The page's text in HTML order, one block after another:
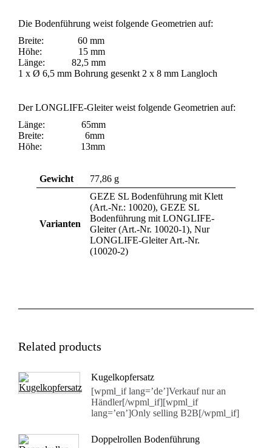
Die Bodenführung weist folgende Geometrien auf:
Breite: 60 mm
Höhe: 15 mm
Länge: 82,5 mm
1 x Ø 6,5 mm Bohrung gesenkt 2 x 8 mm Langloch
Der LONGLIFE-Gleiter weist folgende Geometrien auf:
Länge: 65mm
Breite: 6mm
Höhe: 13mm
Gewicht 77,86 g
Varianten
GEZE SL Bodenführung mit Klett
(Art.-Nr.: 10020), GEZE SL
Bodenführung mit LONGLIFE-
Gleiter (Art.-Nr. 10020-1), Nur
LONGLIFE-Gleiter Art.-Nr.
(10020-2)
Related products
Kugelkopfersatz
[wpml_if lang=’de’]Verkauf nur an
Händler[/wpml_if][wpml_if
lang=’en’]Only selling B2B[/wpml_if]
Doppelrollen Bodenführung